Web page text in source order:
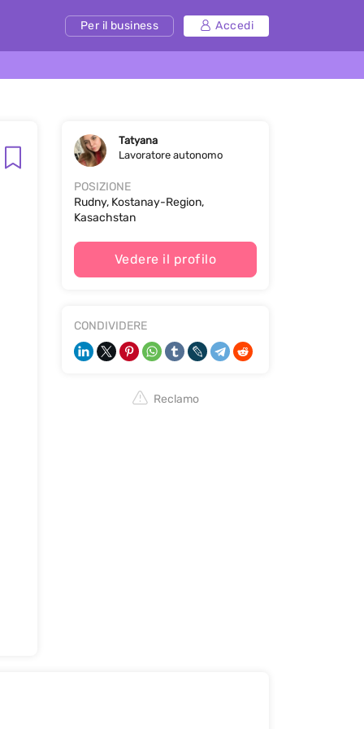
Per il business Accedi
Tatyana
Lavoratore autonomo
POSIZIONE
Rudny, Kostanay-Region,
Kasachstan
Vedere il profilo
CONDIVIDERE
Reclamo